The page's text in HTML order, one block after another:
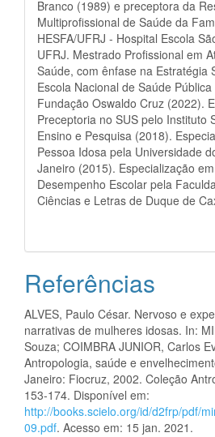
Branco (1989) e preceptora da
Multiprofissional de Saúde da
HESFA/UFRJ - Hospital Escola
UFRJ. Mestrado Profissional em
Saúde, com ênfase na Estratégia
Escola Nacional de Saúde
Fundação Oswaldo Cruz (2022).
Preceptoria no SUS pelo Instituto
Ensino e Pesquisa (2018).
Pessoa Idosa pela Universidade
Janeiro (2015). Especialização
Desempenho Escolar pela
Ciências e Letras de Duque de
Referências
ALVES, Paulo César. Nervoso e
narrativas de mulheres idosas. In:
Souza; COIMBRA JUNIOR, Carlos
Antropologia, saúde e
Janeiro: Fiocruz, 2002. Coleção
153-174. Disponível em:
http://books.scielo.org/id/d2frp/pdf/
09.pdf. Acesso em: 15 jan. 2021.